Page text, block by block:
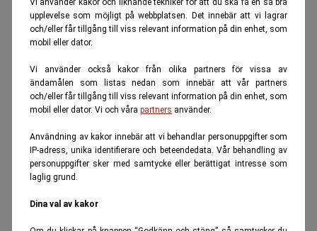
upplevelse som möjligt på webbplatsen. Det innebär att vi lagrar
och/eller får tillgång till viss relevant information på din enhet, som
mobil eller dator.
Vi använder också kakor från olika partners för vissa av
ändamålen som listas nedan som innebär att vår partners
och/eller får tillgång till viss relevant information på din enhet, som
mobil eller dator. Vi och våra partners använder.
Användning av kakor innebär att vi behandlar personuppgifter som
IP-adress, unika identifierare och beteendedata. Vår behandling av
personuppgifter sker med samtycke eller berättigat intresse som
laglig grund.
Dina val av kakor